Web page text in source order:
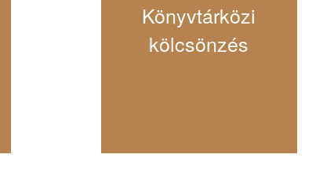
Könyvtárközi
kölcsönzés